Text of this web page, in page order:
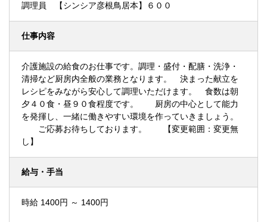
調理員 【シンシア彦根鳥居本】６００
仕事内容
介護施設の給食のお仕事です。調理・盛付・配膳・洗浄・
清掃など厨房内全般の業務となります。 決まった献立を
レシピをみながら安心して調理いただけます。 食数は朝
夕４０食・昼９０食程度です。 厨房の中心として能力
を発揮し、一緒に働きやすい環境を作っていきましょう。
ご応募お待ちしております。 【変更範囲：変更無
し】
給与・手当
時給 1400円 ～ 1400円